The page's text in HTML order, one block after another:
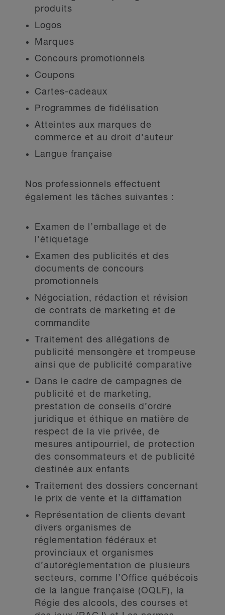
produits
Logos
Marques
Concours promotionnels
Coupons
Cartes-cadeaux
Programmes de fidélisation
Atteintes aux marques de
commerce et au droit d’auteur
Langue française
Nos professionnels effectuent
également les tâches suivantes :
Examen de l’emballage et de
l’étiquetage
Examen des publicités et des
documents de concours
promotionnels
Négociation, rédaction et révision
de contrats de marketing et de
commandite
Traitement des allégations de
publicité mensongère et trompeuse
ainsi que de publicité comparative
Dans le cadre de campagnes de
publicité et de marketing,
prestation de conseils d’ordre
juridique et éthique en matière de
respect de la vie privée, de
mesures antipourriel, de protection
des consommateurs et de publicité
destinée aux enfants
Traitement des dossiers concernant
le prix de vente et la diffamation
Représentation de clients devant
divers organismes de
réglementation fédéraux et
provinciaux et organismes
d’autoréglementation de plusieurs
secteurs, comme l’Office québécois
de la langue française (OQLF), la
Régie des alcools, des courses et